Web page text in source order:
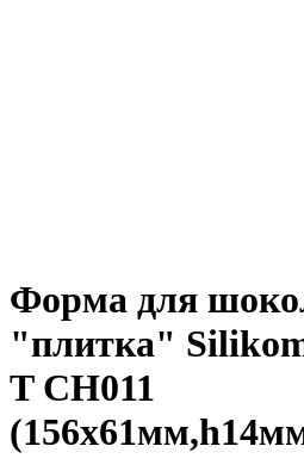
Форма для
"плитка"
T CH011